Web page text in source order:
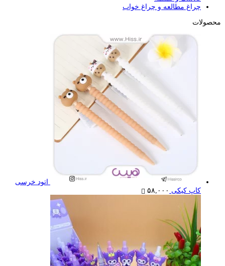
چراغ مطالعه و چراغ خواب
محصولات
اتود خرسی
کاپ کیکی ۵۸,۰۰۰